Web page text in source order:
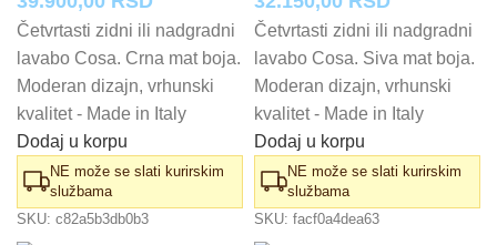
Četvrtasti zidni ili nadgradni
lavabo Cosa. Crna mat boja.
Moderan dizajn, vrhunski
kvalitet - Made in Italy
Dodaj u korpu
NE može se slati kurirskim
službama
SKU: c82a5b3db0b3
Četvrtasti zidni ili nadgradni
lavabo Cosa. Siva mat boja.
Moderan dizajn, vrhunski
kvalitet - Made in Italy
Dodaj u korpu
NE može se slati kurirskim
službama
SKU: facf0a4dea63